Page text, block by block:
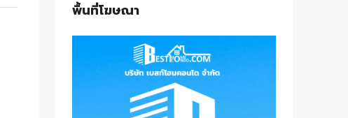
พื้นที่โฆษณา